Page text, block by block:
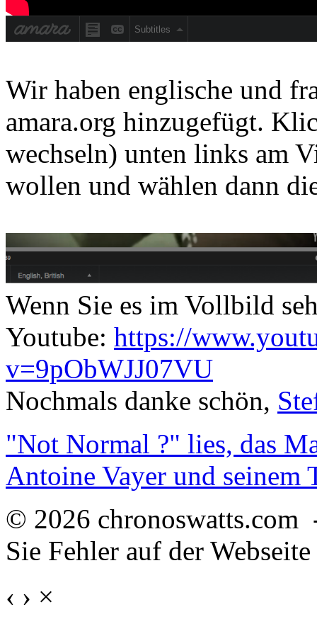
Wir haben englische und
amara.org hinzugefügt.
wechseln) unten links am
wollen und wählen dann
Wenn Sie es im Vollbild
Youtube: https://
v=9pObWJJ07VU
Nochmals danke schön,
"Not Normal ?" lies, das
Antoine Vayer und seinem
© 2026
Sie Fehler auf der
‹ › ×